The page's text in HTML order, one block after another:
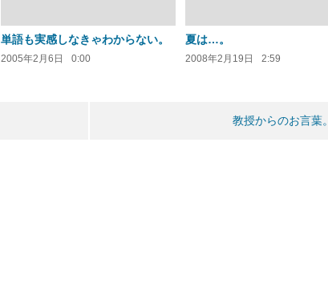
単語も実感しなきゃわからない。
2005年2月6日 0:00
夏は…。
2008年2月19日 2:59
教授からのお言葉。